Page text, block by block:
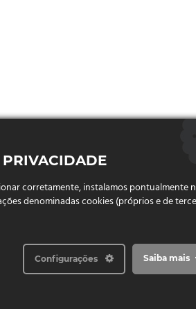
corretamente, instalamos pontualmente
denominadas cookies (próprios e de
Saiba mais
Configurações